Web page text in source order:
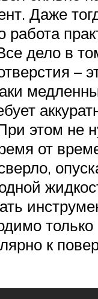
Даже
работа
дело в
–
этом не
от
только
к